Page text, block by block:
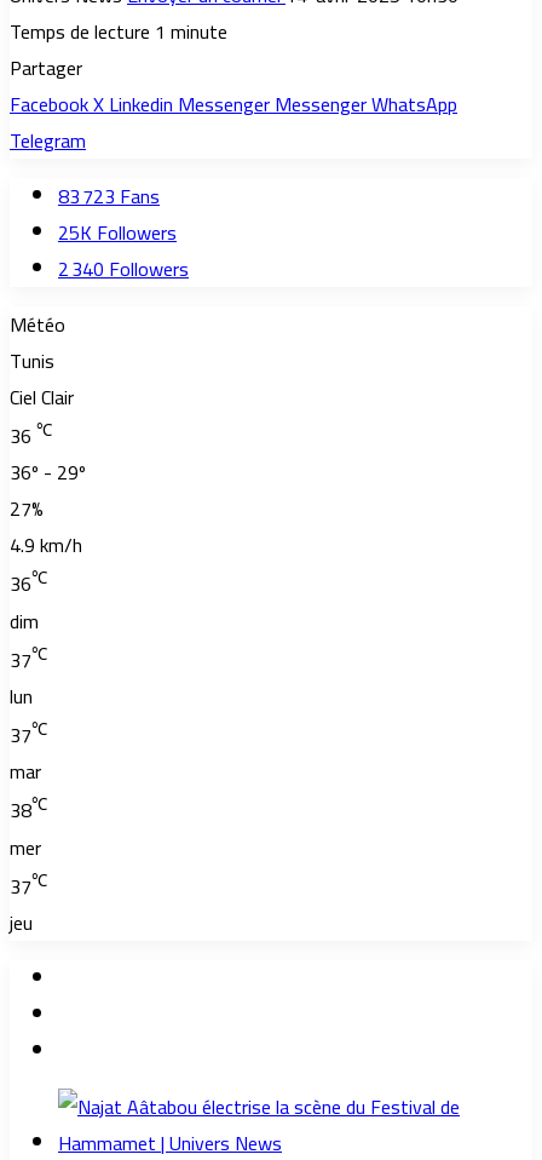
Temps de lecture 1 minute
Partager
FacebookXLinkedinMessengerMessengerWhatsApp
Telegram
83 723Fans
25KFollowers
2 340Followers
Météo
Tunis
Ciel Clair
36 ℃
36º - 29º
27%
4.9 km/h
36℃
dim
37℃
lun
37℃
mar
38℃
mer
37℃
jeu